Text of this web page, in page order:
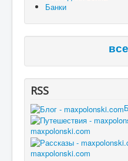
Банки
RSS
maxpolonski.com
maxpolonski.com